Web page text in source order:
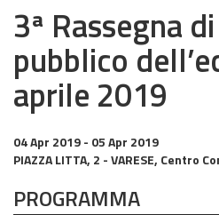
3ª Rassegna
pubblico
aprile 2019
04 Apr 2019- 05 Apr 2019
PIAZZA LITTA, 2 - VARESE, Centro
PROGRAMMA